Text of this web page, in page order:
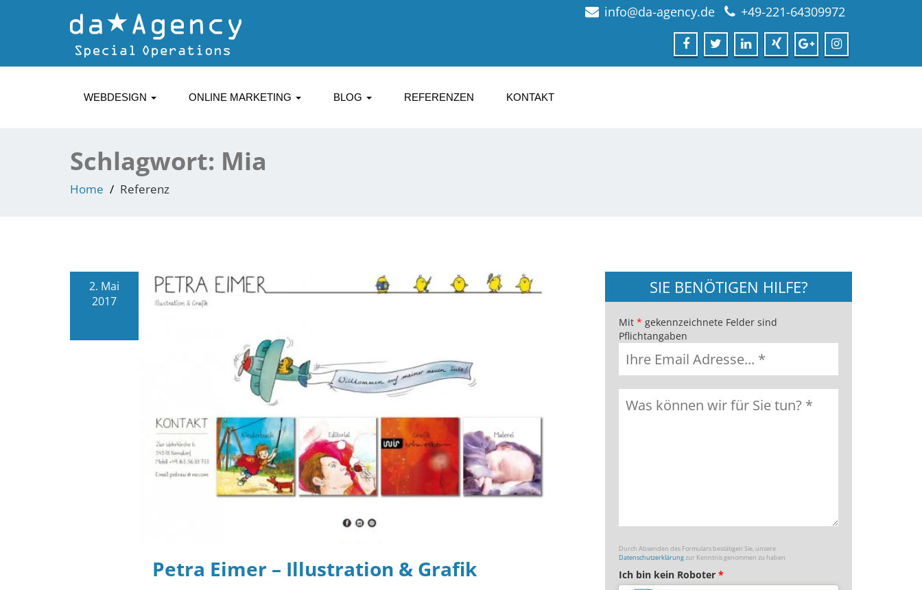
info@da-agency.de +49-221-64309972
WEBDESIGN ONLINE MARKETING BLOG REFERENZEN KONTAKT
Schlagwort: Mia
Home Referenz
2. Mai
2017
Petra Eimer – Illustration & Grafik
SIE BENÖTIGEN HILFE?
Mit * gekennzeichnete Felder sind
Pflichtangaben
Durch Absenden des Formulars bestätigen Sie, unsere
Datenschutzerklärungzur Kenntnis genommen zu haben
Ich bin kein Roboter *